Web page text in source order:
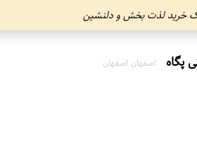
یک خرید لذت بخش و دلنشین
پگاه اصفهان اصفهان